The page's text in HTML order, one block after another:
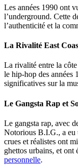
Les années 1990 ont
l’underground. Cette
l’authenticité et la
La Rivalité East
La rivalité entre la
le hip-hop des années
significatives sur la
Le Gangsta Rap et
Le gangsta rap, avec
Notorious B.I.G., a eu
crues et réalistes ont
ghettos urbains, et ont
personnelle.